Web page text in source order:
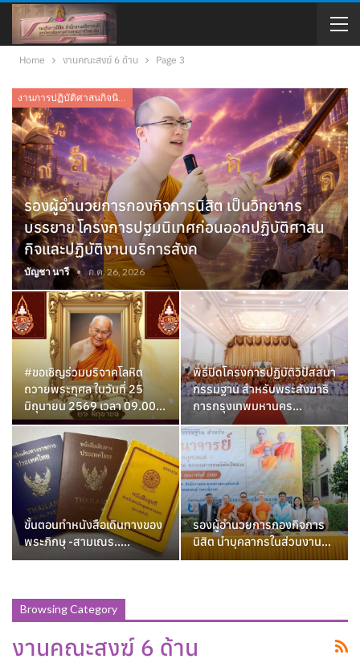
Home งานคณะสงฆ์ 6 ด้าน Page 3
งานการปฏิบัติศาสนกิจนิสิต
รองผู้อำนวยการกองกิจการนิสิต เป็นวิทยากร
บรรยาย โครงการปฐมนิเทศก่อนออกปฏิบัติศาสน
กิจและปฏิบัติงานบริการสังค
บัญชา นารี ก.ค. 26, 2026
#ขอเชิญร่วมบริจาคโลหิต
ถวายพระกุศล ในวันที่ 25
มิถุนายน 2569 เวลา 09.00…
พิธีปิดโครงการปฏิบัติวิปัสสนา
กรรมฐาน สำหรับพระสังฆาธิ
การกรุงเทพมหานคร…
ขั้นตอนทำหนังสือเดินทางของ
พระภิกษุ -สามเณร…..
รองผู้อำนวยการกองกิจการ
นิสิต นำบุคลากรในส่วนงาน…
Browsing Category
งานคณะสงฆ์ 6 ด้าน